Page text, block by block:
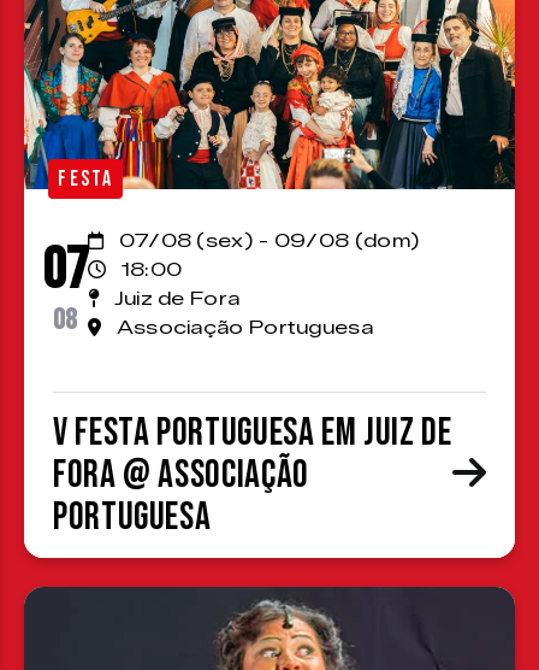
FESTA
07
08
07/08 (sex) - 09/08 (dom)
18:00
Juiz de Fora
Associação Portuguesa
V Festa Portuguesa em Juiz de
Fora @ Associação
Portuguesa